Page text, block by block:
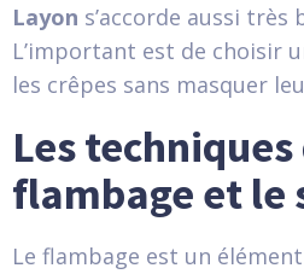
Layon s’accorde aussi très
L’important est de choisir
les crêpes sans masquer
Les techniques
flambage et le
Le flambage est un